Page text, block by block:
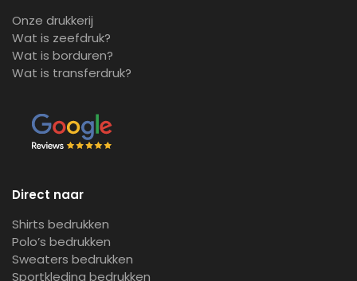
Onze drukkerij
Wat is zeefdruk?
Wat is borduren?
Wat is transferdruk?
Direct naar
Shirts bedrukken
Polo’s bedrukken
Sweaters bedrukken
Sportkleding bedrukken